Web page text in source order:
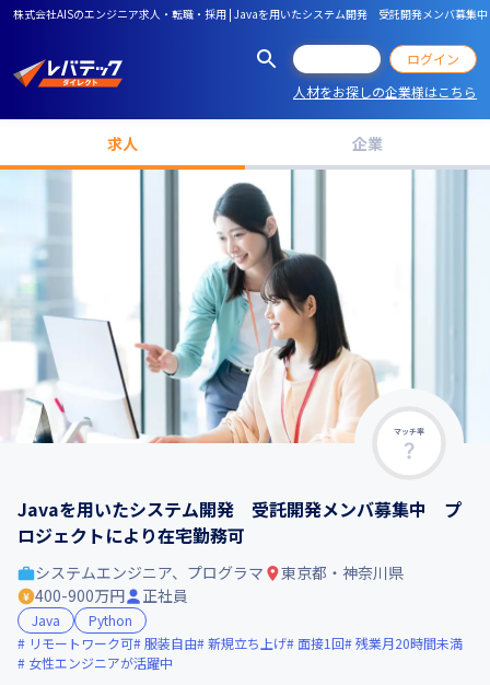
株式会社AISのエンジニア求人・転職・採用 | Javaを用いたシステム開発 受託開発メンバ募集
ログイン
人材をお探しの企業様はこちら
求人 企業
マッチ率
Javaを用いたシステム開発 受託開発メンバ募集中 プ
ロジェクトにより在宅勤務可
システムエンジニア、プログラマ
東京都・神奈川県
400-900万円
正社員
Java
Python
リモートワーク可 服装自由 新規立ち上げ 面接1回
残業月20時間未満
女性エンジニアが活躍中